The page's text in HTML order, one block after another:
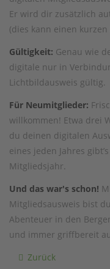
Er wird dir zusätzlich
(dies kann einen
Gültigkeit: Genau wie
digitale nur in
Lichtbildausweis gültig.
Für Neumitglieder:
willkommen! Etwa drei
du deinen digitalen
eines jeden Jahres
Mitgliedsjahr.
Und das war's schon!
Mitgliedsausweis bist
Abenteuer in den
und immer griffbereit
Zurück